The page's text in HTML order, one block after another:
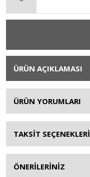
ÜRÜN AÇIKLAMASI
ÜRÜN YORUMLARI
TAKSİT SEÇENEKLERİ
ÖNERİLERİNİZ